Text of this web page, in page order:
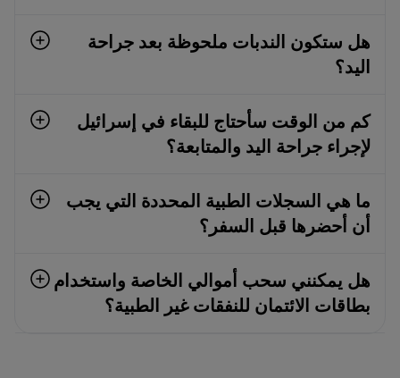
هل ستكون الندبات ملحوظة بعد جراحة
اليد؟
كم من الوقت سأحتاج للبقاء في إسرائيل
لإجراء جراحة اليد والمتابعة؟
ما هي السجلات الطبية المحددة التي يجب
أن أحضرها قبل السفر؟
هل يمكنني سحب أموالي الخاصة واستخدام
بطاقات الائتمان للنفقات غير الطبية؟